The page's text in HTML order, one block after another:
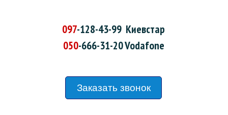
097-128-43-99 Киевстар
050-666-31-20Vodafone
Заказать звонок